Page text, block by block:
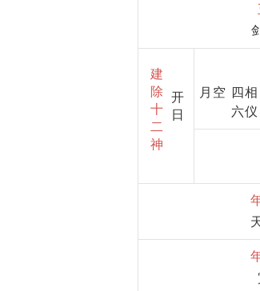
建
除
十
二
神
开
日
月空 四
六